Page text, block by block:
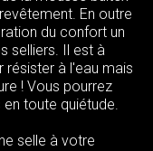
En outre
du confort un
selliers. Il est à
résister à l'eau mais
! Vous pourrez
toute quiétude.
selle à votre